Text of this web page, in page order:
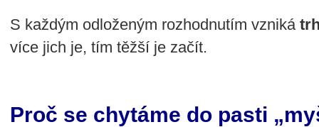
S každým odloženým rozhodnutím vzniká
více jich je, tím těžší je začít.
Proč se chytáme do pasti